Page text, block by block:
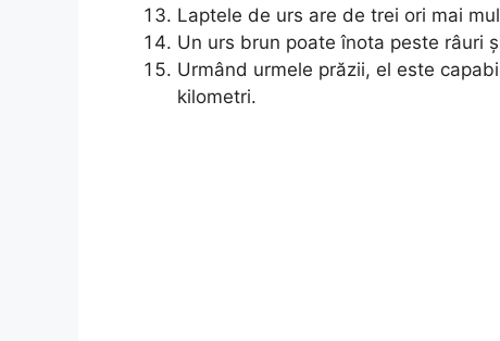
Laptele de urs are de trei ori mai
Un urs brun poate înota peste râuri
Urmând urmele prăzii, el este
kilometri.